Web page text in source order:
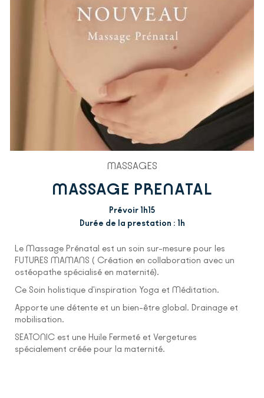
MASSAGES
MASSAGE PRENATAL
Prévoir 1h15
Durée de la prestation : 1h
Le Massage Prénatal est un soin sur-mesure pour les
FUTURES MAMANS ( Création en collaboration avec un
ostéopathe spécialisé en maternité).
Ce Soin holistique d'inspiration Yoga et Méditation.
Apporte une détente et un bien-être global. Drainage et
mobilisation.
SEATONIC est une Huile Fermeté et Vergetures
spécialement créée pour la maternité.